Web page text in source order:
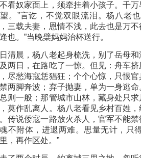
看奴家面上，须牵挂着小孩子。千
。”言讫，不觉双眼流泪。杨八老
三载夫妻，恩情不浅，此去也是万
也。”当晚檗妈妈治杯送行。
清晨，杨八老起身梳洗，别了岳母
两日，在路吃了一惊。但见：舟车
尽愁海寇恁猖狂；个个心惊，只恨
两脚奔波；弃子抛妻，单为一身逃
则一般；那管城市山林，藏身处只
莫作乱离人。杨八老看见乡村百姓
传说倭寇一路放火杀人，官军不能
不附体，进退两难。思量无计，只
，再作区处。”